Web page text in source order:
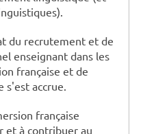
du recrutement et de
enseignant dans les
française et de
s'est accrue.
française
et à contribuer au